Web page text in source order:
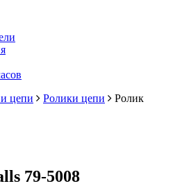
цепи Ролики цепи
Ролик
79-5008